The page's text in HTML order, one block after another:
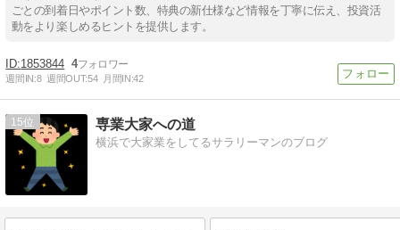
ごとの到着日やポイント数、特典の新仕様など情報を丁寧に伝え、投資活
動をより楽しめるヒントを提供します。
1853844 4
週間IN:8 週間OUT:54 月間IN:42
15 専業大家への道
横浜で大家業をしてるサラリーマンのブログ